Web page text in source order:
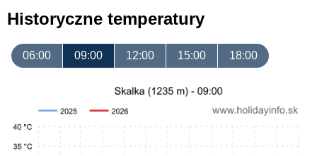
Historyczne temperatury
06:00 09:00 12:00 15:00 18:00